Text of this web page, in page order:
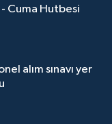
Cuma Hutbesi
alım sınavı yer